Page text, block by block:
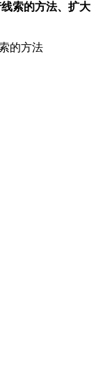
索的方法、扩大
的方法